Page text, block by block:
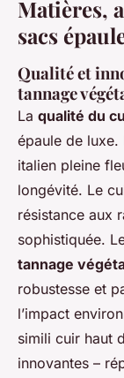
Matières,
sacs
Qualité et
tannage
La qualité du
épaule de luxe.
italien pleine
longévité. Le
résistance aux
sophistiquée.
tannage
robustesse et
l’impact
simili cuir haut
innovantes –